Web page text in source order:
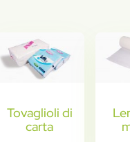
Tovaglioli di
carta